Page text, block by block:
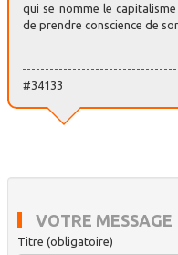
qui se nomme le
de prendre conscience de
#34133
VOTRE MESSAGE
Titre (obligatoire)